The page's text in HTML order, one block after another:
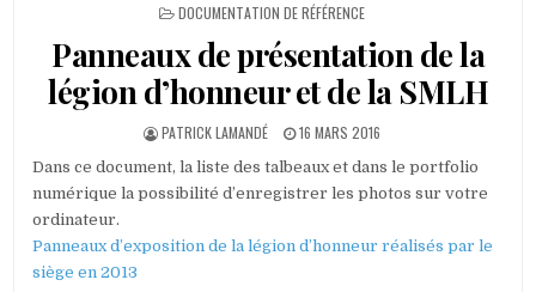
POSTED
DOCUMENTATION DE RÉFÉRENCE
Panneaux de présentation de la
légion d’honneur et de la SMLH
AUTHOR:
PATRICK LAMANDÉ
PUBLISHED
16 MARS 2016
Dans ce document, la liste des talbeaux et dans le portfolio
numérique la possibilité d’enregistrer les photos sur votre
ordinateur.
Panneaux d’exposition de la légion d’honneur réalisés par le
siège en 2013